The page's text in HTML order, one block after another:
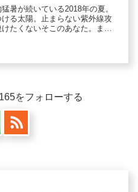
暑が続いている2018年の夏。
ける太陽。止まらない紫外線攻
たくないそこのあなた。まさ
をフォローする